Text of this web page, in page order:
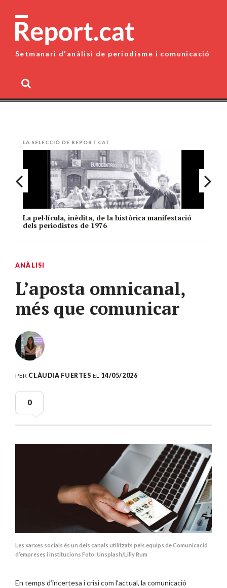
content
Setmanari d'anàlisi de periodisme i comunicació
LA SELECCIÓ DE REPORT.CAT
La pel·lícula, inèdita, de la històrica manifestació
dels periodistes de 1976
ANÀLISI
L’aposta omnicanal,
més que comunicar
PER CLÀUDIA FUERTES EL 14/05/2026
0
Les xarxes socials és un dels canals utilitzats pels equips de Comunicació
d’empreses i institucions Foto: Unsplash/Lilly Rum
En temps d’incertesa i crisi com l’actual, la comunicació